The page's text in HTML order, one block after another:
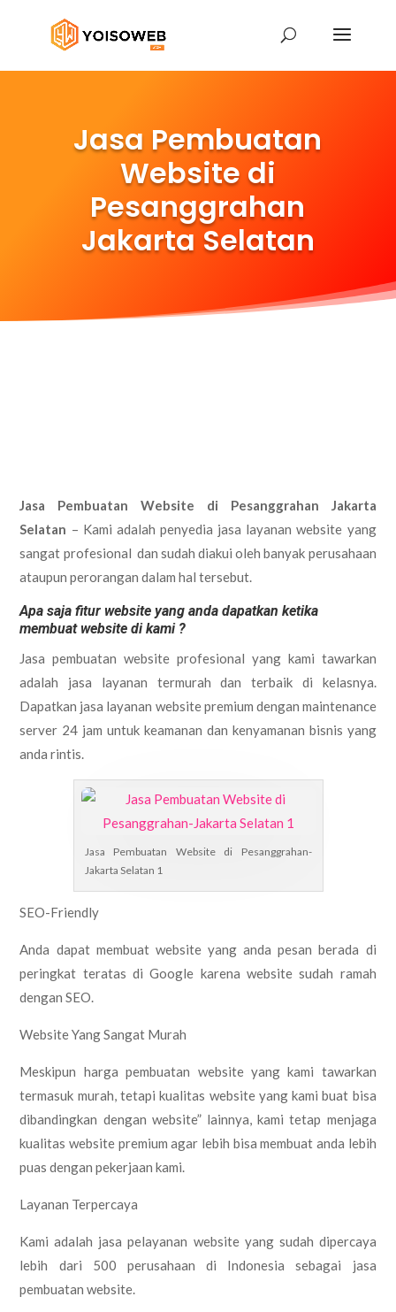
Jasa Pembuatan
Website di
Pesanggrahan
Jakarta Selatan
Jasa Pembuatan Website di Pesanggrahan Jakarta
Selatan – Kami adalah penyedia jasa layanan website yang
sangat profesional dan sudah diakui oleh banyak perusahaan
ataupun perorangan dalam hal tersebut.
Apa saja fitur website yang anda dapatkan ketika
membuat website di kami ?
Jasa pembuatan website profesional yang kami tawarkan
adalah jasa layanan termurah dan terbaik di kelasnya.
Dapatkan jasa layanan website premium dengan maintenance
server 24 jam untuk keamanan dan kenyamanan bisnis yang
anda rintis.
Jasa Pembuatan Website di Pesanggrahan-
Jakarta Selatan 1
SEO-Friendly
Anda dapat membuat website yang anda pesan berada di
peringkat teratas di Google karena website sudah ramah
dengan SEO.
Website Yang Sangat Murah
Meskipun harga pembuatan website yang kami tawarkan
termasuk murah, tetapi kualitas website yang kami buat bisa
dibandingkan dengan website” lainnya, kami tetap menjaga
kualitas website premium agar lebih bisa membuat anda lebih
puas dengan pekerjaan kami.
Layanan Terpercaya
Kami adalah jasa pelayanan website yang sudah dipercaya
lebih dari 500 perusahaan di Indonesia sebagai jasa
pembuatan website.